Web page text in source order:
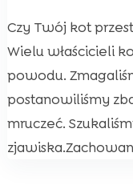
Czy Twój kot
Wielu właścicieli
powodu.
postanowiliśmy
mruczeć.